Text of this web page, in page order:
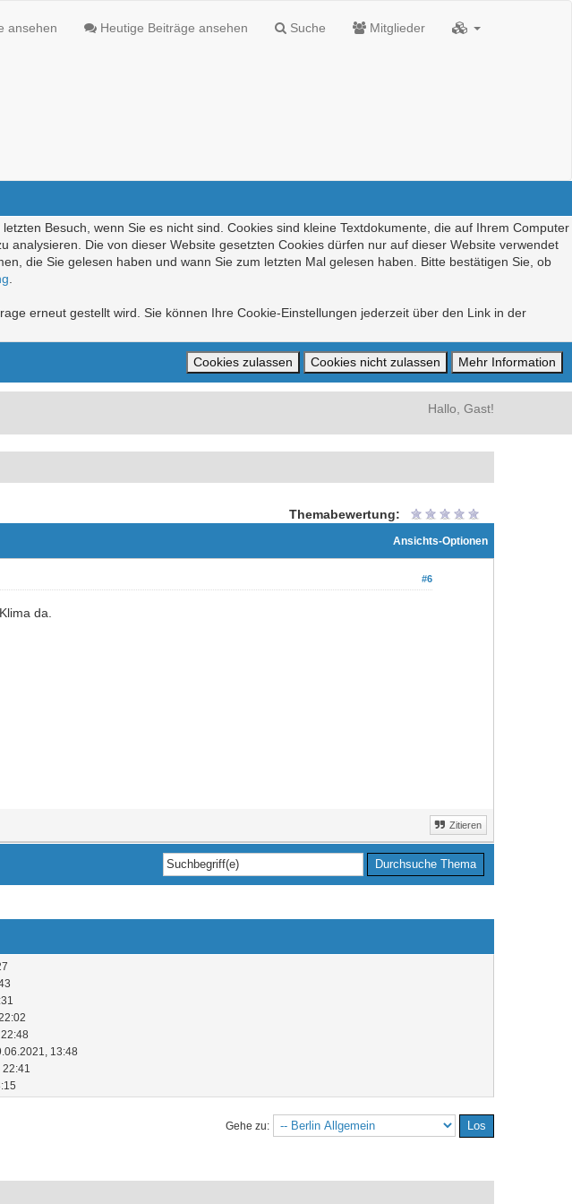
ansehen Heutige Beiträge ansehen Suche Mitglieder
Besuch, wenn Sie es nicht sind. Cookies sind kleine Textdokumente, die auf Ihrem Computer
Die von dieser Website gesetzten Cookies dürfen nur auf dieser Website verwendet
die Sie gelesen haben und wann Sie zum letzten Mal gelesen haben. Bitte bestätigen Sie, ob
erneut gestellt wird. Sie können Ihre Cookie-Einstellungen jederzeit über den Link in der
Hallo, Gast!
Themabewertung:
Ansichts-Optionen
#6
da.
Zitieren
13:48
22:41
Gehe zu: